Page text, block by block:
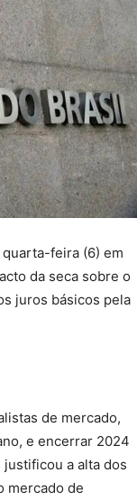
feira (6) em
da seca sobre o
juros básicos pela
de mercado,
e encerrar 2024
justificou a alta dos
mercado de